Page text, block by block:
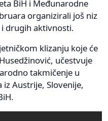
BiH i Međunarodne
organizirali još niz
drugih aktivnosti.
klizanju koje će
učestvuje
takmičenje u
Austrije, Slovenije,